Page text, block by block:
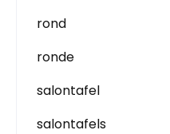
rond
ronde
salontafel
salontafels